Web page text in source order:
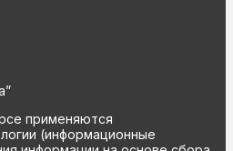
применяются
(информационные